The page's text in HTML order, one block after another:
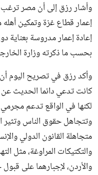
وأشار رزق إلى أن مصر ترغب
إعمار قطاع غزة وتمكين
إعادة إعمار مدروسة بعناية
بحسب ما ذكرته وزارة
وأكد رزق في تصريح اليوم
كانت تدعي دائما الحديث
لكنها في الواقع تدعم مجرمي
وتتجاهل حقوق الناس وتثير
متجاهلة القانون الدولي
والتكتيكات المراوغة، مثل
والأردن، لإجبارهما على